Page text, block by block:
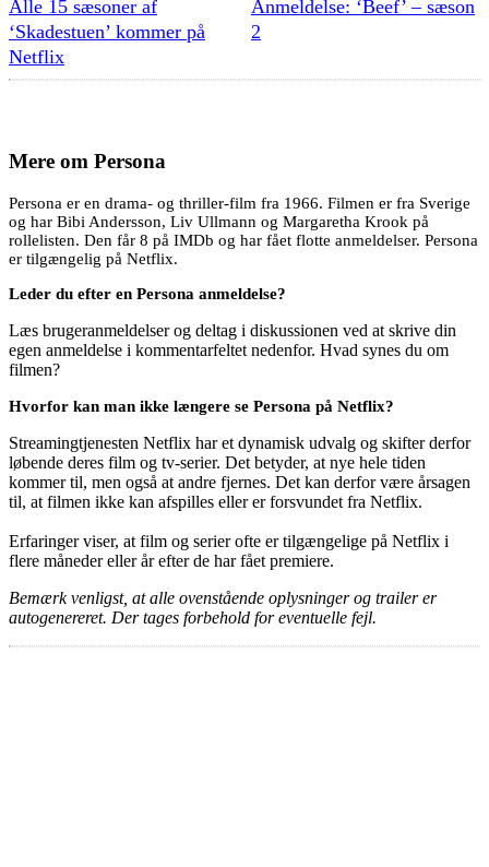
Alle 15 sæsoner af
‘Skadestuen’ kommer på
Netflix
Anmeldelse: ‘Beef’ – sæson
2
Mere om Persona
Persona er en drama- og thriller-film fra 1966. Filmen er fra Sverige
og har Bibi Andersson, Liv Ullmann og Margaretha Krook på
rollelisten. Den får 8 på IMDb og har fået flotte anmeldelser. Persona
er tilgængelig på Netflix.
Leder du efter en Persona anmeldelse?
Læs brugeranmeldelser og deltag i diskussionen ved at skrive din
egen anmeldelse i kommentarfeltet nedenfor. Hvad synes du om
filmen?
Hvorfor kan man ikke længere se Persona på Netflix?
Streamingtjenesten Netflix har et dynamisk udvalg og skifter derfor
løbende deres film og tv-serier. Det betyder, at nye hele tiden
kommer til, men også at andre fjernes. Det kan derfor være årsagen
til, at filmen ikke kan afspilles eller er forsvundet fra Netflix.
Erfaringer viser, at film og serier ofte er tilgængelige på Netflix i
flere måneder eller år efter de har fået premiere.
Bemærk venligst, at alle ovenstående oplysninger og trailer er
autogenereret. Der tages forbehold for eventuelle fejl.